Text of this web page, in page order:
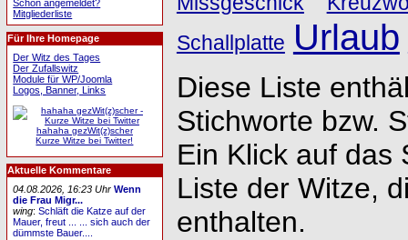
Schallplatte Urlaub
Diese Liste
Stichworte bzw.
Ein Klick auf das
Liste der Witze,
enthalten.
Schon angemeldet?
Mitgliederliste
Für Ihre Homepage
Der Witz des Tages
Der Zufallswitz
Module für WP/Joomla
Logos, Banner, Links
hahaha gezWit(z)scher
Kurze Witze bei Twitter!
Aktuelle Kommentare
04.08.2026, 16:23 Uhr Wenn
die Frau Migr...
wing:Schläft die Katze auf der
Mauer, freut ... ... sich auch der
dümmste Bauer....